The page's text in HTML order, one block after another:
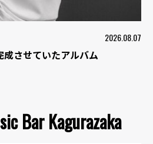
2026.08.07
成させていたアルバム
Bar Kagurazaka